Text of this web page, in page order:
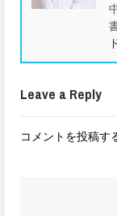
Leave a Reply
コメントを投稿す